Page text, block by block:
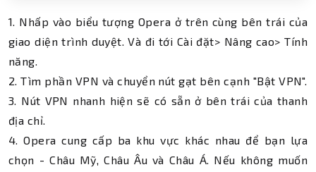
1. Nhấp vào biểu tượng Opera ở trên cùng bên trái của
giao diện trình duyệt. Và đi tới Cài đặt> Nâng cao> Tính
năng.
2. Tìm phần VPN và chuyển nút gạt bên cạnh "Bật VPN".
3. Nút VPN nhanh hiện sẽ có sẵn ở bên trái của thanh
địa chỉ.
4. Opera cung cấp ba khu vực khác nhau để bạn lựa
chọn - Châu Mỹ, Châu Âu và Châu Á. Nếu không muốn